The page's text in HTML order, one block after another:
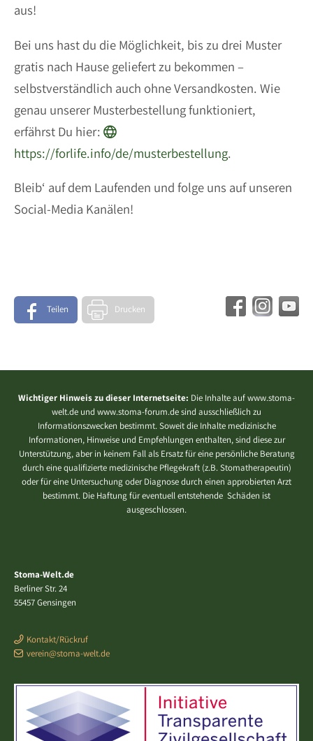
aus!
Bei uns hast du die Möglichkeit, bis zu drei Muster
gratis nach Hause geliefert zu bekommen –
selbstverständlich auch ohne Versandkosten. Wie
genau unserer Musterbestellung funktioniert,
erfährst Du hier:
https://forlife.info/de/musterbestellung.
Bleib‘ auf dem Laufenden und folge uns auf unseren
Social-Media Kanälen!
Teilen Drucken
Wichtiger Hinweis zu dieser Internetseite: Die Inhalte auf www.stoma-
welt.de und www.stoma-forum.de sind ausschließlich zu
Informationszwecken bestimmt. Soweit die Inhalte medizinische
Informationen, Hinweise und Empfehlungen enthalten, sind diese zur
Unterstützung, aber in keinem Fall als Ersatz für eine persönliche Beratung
durch eine qualifizierte medizinische Pflegekraft (z.B. Stomatherapeutin)
oder für eine Untersuchung oder Diagnose durch einen approbierten Arzt
bestimmt. Die Haftung für eventuell entstehende Schäden ist
ausgeschlossen.
Stoma-Welt.de
Berliner Str. 24
55457 Gensingen
Kontakt/Rückruf
verein@stoma-welt.de